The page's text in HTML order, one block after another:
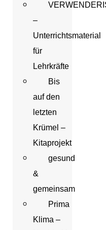
–
Unterrichtsmaterial
für
Lehrkräfte
Bis
auf den
letzten
Krümel –
Kitaprojekt
gesund
&
gemeinsam
Prima
Klima –